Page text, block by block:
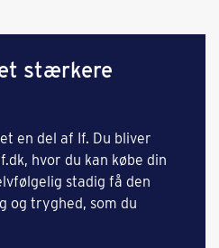
stærkere
en del af If. Du bliver
hvor du kan købe din
stadig få den
og tryghed, som du